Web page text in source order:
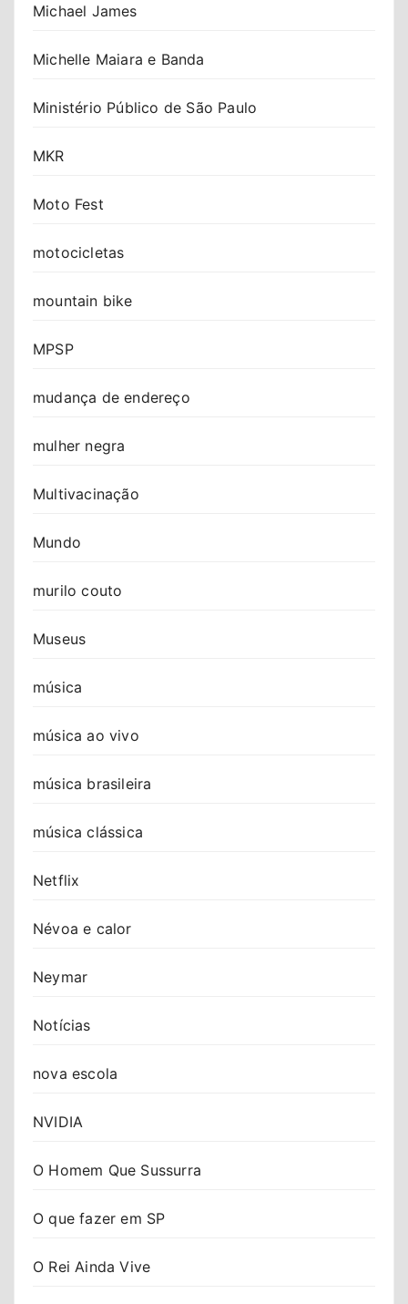
Michael James
Michelle Maiara e Banda
Ministério Público de São Paulo
MKR
Moto Fest
motocicletas
mountain bike
MPSP
mudança de endereço
mulher negra
Multivacinação
Mundo
murilo couto
Museus
música
música ao vivo
música brasileira
música clássica
Netflix
Névoa e calor
Neymar
Notícias
nova escola
NVIDIA
O Homem Que Sussurra
O que fazer em SP
O Rei Ainda Vive